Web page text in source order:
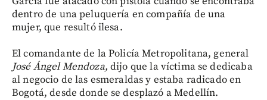
dentro de una peluquería en compañía de una
mujer, que resultó ilesa.
El comandante de la Policía Metropolitana, general
José Ángel Mendoza, dijo que la víctima se dedicaba
al negocio de las esmeraldas y estaba radicado en
Bogotá, desde donde se desplazó a Medellín.